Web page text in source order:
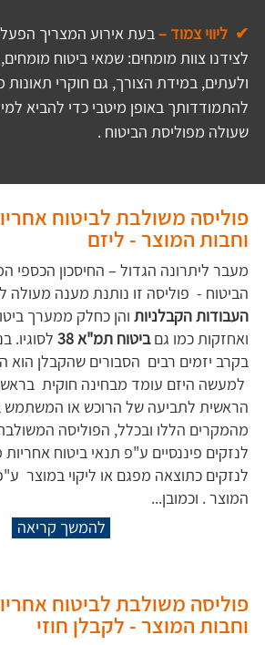
✔  ליווי צמוד –בעת אירוע המצריך
לצידנו צוות מומחים: שמאי ביטוח
ולעתים, במידת הצורך, גם חוקרי תאונות
להתמודדותך באופן מיטבי כדי להביא
שעולה מפוליסת הביטוח .
פוליסה משולבת לביטוח
וחבות המוצר - ליזם
מעבר ליתרונה הגדול – החיסכון הכספי
הביטוח - פוליסה זו נותנת מענה מעולה
העבודות הקבלניותוהן כחלק ממערך
ואחזקות כמו גםביטוח תמ"א 38
לסוגיו.
בקרב יזמים רבים הסבורים שהקבלן הוא
למעשה היזם עומד מבחינה חוקית
הראשית לתביעה של הרוכש או המשתמש
מהמקרים הללו ובכלל, הפוליסה
לנזקים פיננסיים ע"פ תנאי ביטוח אחריות
לנזקים כתוצאה מפגם או ליקוי במוצר
המוצר . וכמובן...
להמשך קריאה
פוליסה משולבת לביטוח
וחבות המוצר - לקבלן חוזי